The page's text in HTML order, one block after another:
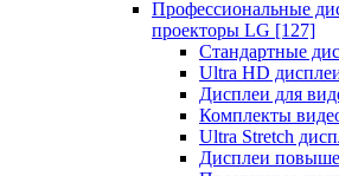
Профессиональные
проекторы LG [127]
Стандартные
Ultra HD
Дисплеи для
Комплекты
Ultra Stretch
Дисплеи